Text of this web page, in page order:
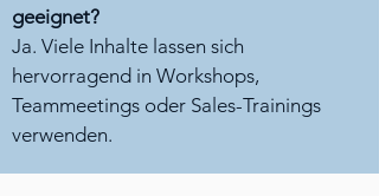
geeignet?
Ja. Viele Inhalte lassen sich
hervorragend in Workshops,
Teammeetings oder Sales-Trainings
verwenden.